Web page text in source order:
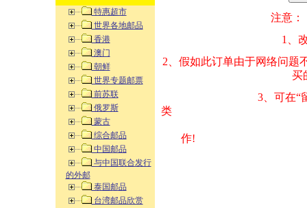
特惠超市
世界各地邮品
香港
澳门
朝鲜
世界专题邮票
前苏联
俄罗斯
蒙古
综合邮品
中国邮品
与中国联合发行
的外邮
泰国邮品
台湾邮品欣赏
注意：
1、改变商品数量
2、假如此订单由
买的邮品的“
3、可在“
类 方式告之
作!